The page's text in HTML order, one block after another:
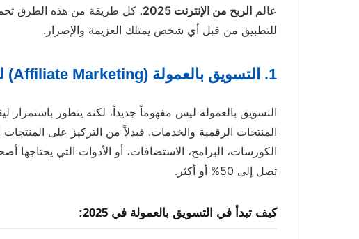
عالم الربح من الإنترنت 2025
. كل طريقة من هذه الطرق تحمل
للتطبيق من قبل أي شخص يمتلك العزيمة والإصرار.
1. التسويق بالعمولة (Affiliate Marketing) للمنتجات الرقمية والخدمات
التسويق بالعمولة ليس مفهوماً جديداً، لكنه يتطور
المنتجات الرقمية والخدمات. فبدلاً من التركيز على
الكورسات، البرامج، الاستضافات، أو الأدوات التي يحتاجها
تصل إلى 50% أو أكثر.
كيف تبدأ في التسويق بالعمولة في 2025: